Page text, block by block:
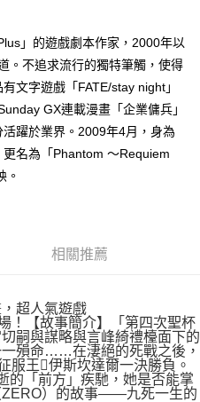
方視為交易完成。
費，但若您需要取消訂單，請聯絡
單仍視為有效，需透過AFTEE先享
」之結帳頁面顯示為準，若有關於
關疑問，請聯繫「AFTEE先享後付
「AFTEE先享後付」服務完成之交
料，並將交易相關給付款項請求債
人或監護人之同意方可使用
者引起之損失，本公司不負相關責
不足之情形，本公司將視審查結果
訊註冊。若發現惡意使用之情形，
戶之使用額度並採取法律行動。
運費
運費
費
查看運費
」的遊戲劇本作家，2000年以
。不追求流行的獨特筆觸，使得
文字遊戲「FATE/stay night」
GX連載漫畫「企業傭兵」
躍於業界。2009年4月，身為
名為「Phantom ～Requiem
。
相關推薦
超人氣遊戲
！【故事簡介】「第四次聖杯
嗣與謀略與言峰綺禮檯面下的
殞命……在淒絕的死戰之後，
王伊斯坎達爾一決勝負。
的「前方」疾馳，她是否能掌
ZERO）的故事――九死一生的